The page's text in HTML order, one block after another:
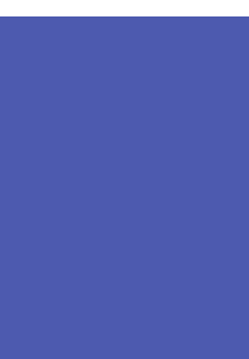
e-
de 78400 Chatou.